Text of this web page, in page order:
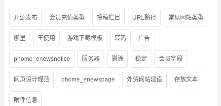
开源发布 会员充值类型 投稿栏目 URL路径 常见网站类型
哪里 王使用 游戏下载模板 转码 广告
phome_enewsnotice 服务器 删除 稳定 会员字段
网页设计规范 phome_enewspage 外贸网站建设 存放文本
附件信息